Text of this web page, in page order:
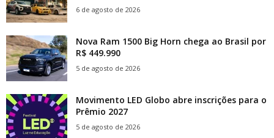
6 de agosto de 2026
Nova Ram 1500 Big Horn chega ao Brasil por
R$ 449.990
5 de agosto de 2026
Movimento LED Globo abre inscrições para o
Prêmio 2027
5 de agosto de 2026